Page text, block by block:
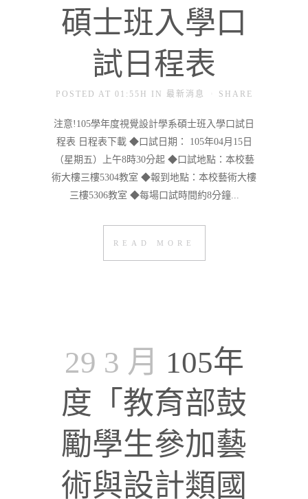
碩士班入學口
試日程表
POSTED AT 01:55H IN 最新消息 SHARE
注意!105學年度視覺設計學系碩士班入學口試日
程表 日程表下載 ◆口試日期： 105年04月15日
（星期五）上午8時30分起 ◆口試地點：本校藝
術大樓三樓5304教室 ◆報到地點：本校藝術大樓
三樓5306教室 ◆每場口試時間約8分鐘...
READ MORE
29 3 月 105年
度「教育部鼓
勵學生參加藝
術與設計類國